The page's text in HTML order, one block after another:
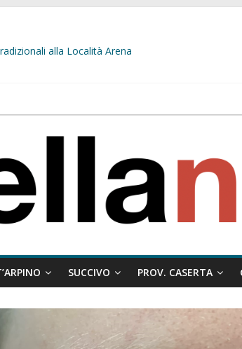
alla Località Arena
dei fatti, le bugie hanno le gambe corte. Altro che
SUCCIVO PROV. CASERTA